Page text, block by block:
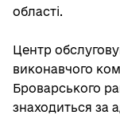
області.
Центр
виконавчого
Броварського
знаходиться за